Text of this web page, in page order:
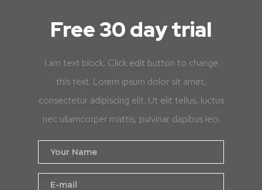
Free 30 day trial
I am text block. Click edit button to change
this text. Lorem ipsum dolor sit amet,
consectetur adipiscing elit. Ut elit tellus, luctus
nec ullamcorper mattis, pulvinar dapibus leo.